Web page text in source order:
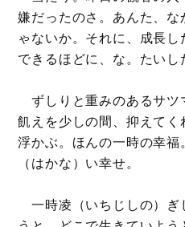
嫌だったのさ。あんた、
ゃないか。それに、成長
できるほどに、な。たいし
ずしりと重みのあるサツ
飢えを少しの間、抑えて
浮かぶ。ほんの一時の幸
（はかな）い幸せ。
一時凌（いちじしの）ぎ